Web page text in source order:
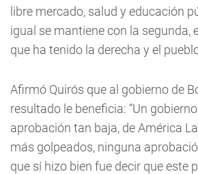
libre mercado, salud y educación
igual se mantiene con la segunda,
que ha tenido la derecha y el
Afirmó Quirós que al gobierno de
resultado le beneficia: “Un
aprobación tan baja, de América
más golpeados, ninguna
que sí hizo bien fue decir que este